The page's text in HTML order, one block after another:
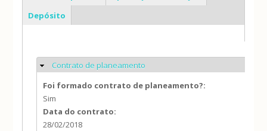
Depósito
Ocultar
Contrato de planeamento
Foi formado contrato de planeamento?:
Sim
Data do contrato:
28/02/2018